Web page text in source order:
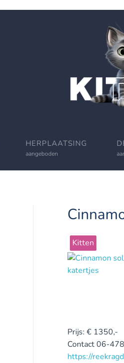
HERPLAATSING
aangeboden
Kitten
Prijs: € 1350,-
Contact06-
https://